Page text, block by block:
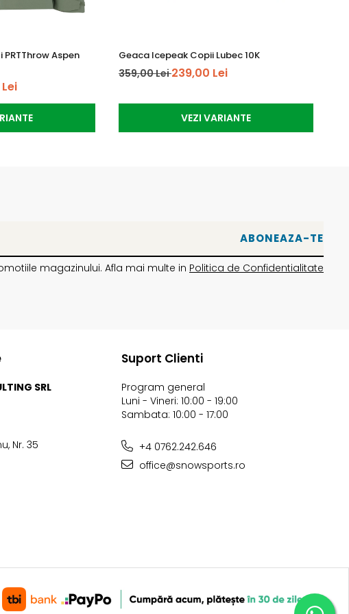
Aspen
Geaca Icepeak Copii Lubec 10K
359,00 Lei239,00 Lei
VEZI VARIANTE
magazinului. Afla mai multe in Politica de Confidentialitate
SRL
Nr. 35
Suport Clienti
Program general
Luni - Vineri: 10:00 - 19:00
Sambata: 10:00 - 17:00
+4 0762.242.646
office@snowsports.ro